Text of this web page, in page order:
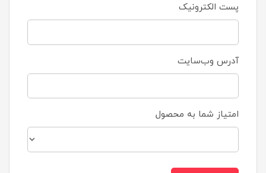
پست الکترونیک
آدرس وب‌سایت
امتیاز شما به محصول